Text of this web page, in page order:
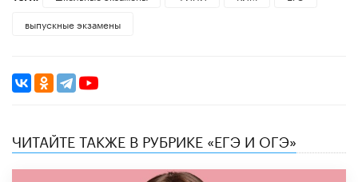
выпускные экзамены
ЧИТАЙТЕ ТАКЖЕ В РУБРИКЕ «ЕГЭ И ОГЭ»